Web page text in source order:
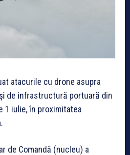
atacurile cu drone asupra
de infrastructură portuară din
1 iulie, în proximitatea
de Comandă (nucleu) a